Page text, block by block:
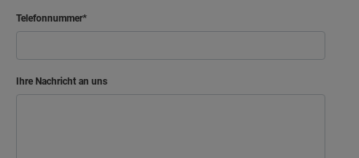
Telefonnummer
Ihre Nachricht an uns